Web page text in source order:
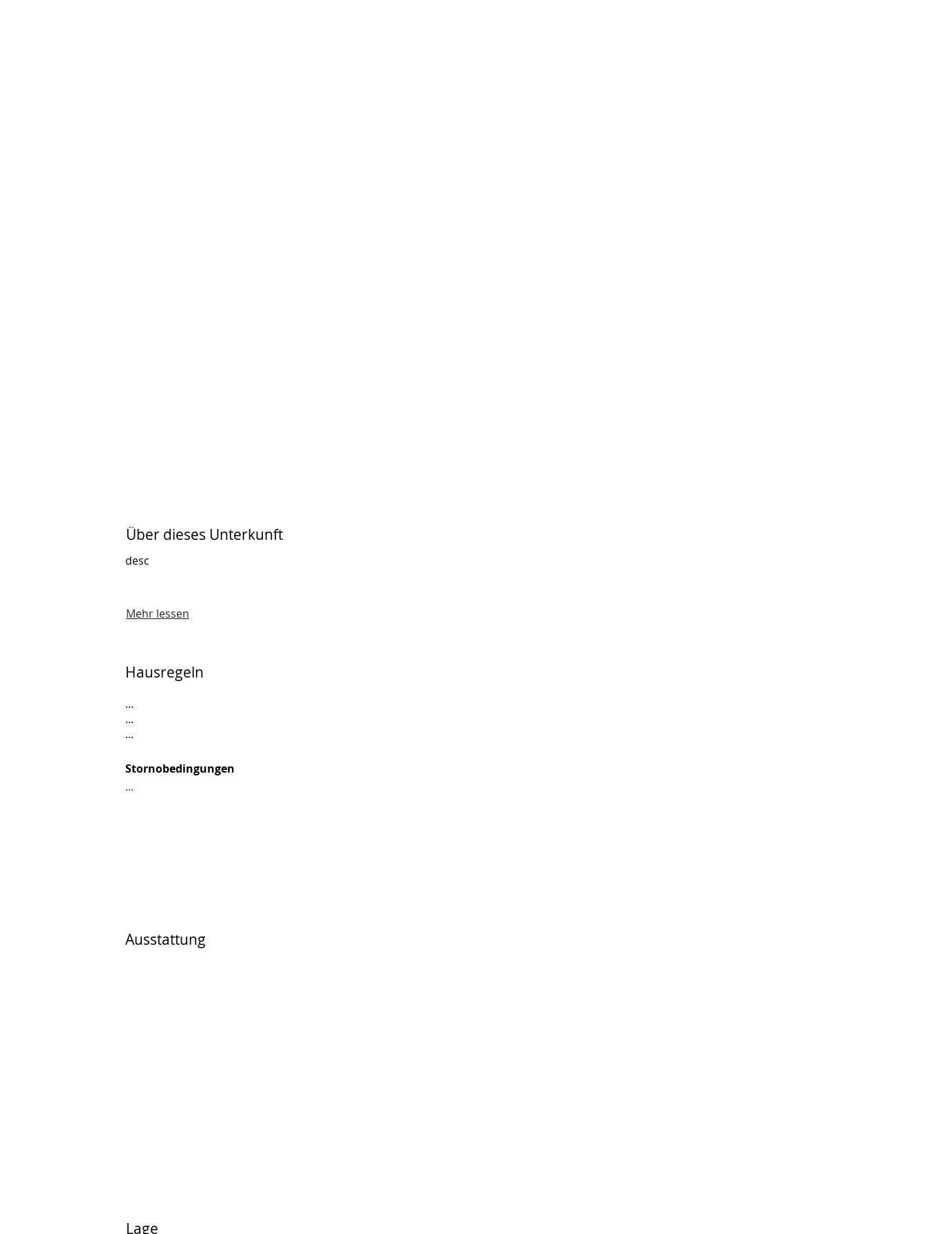
Über dieses Unterkunft
desc
Mehr lessen
Hausregeln
...
...
...
Stornobedingungen
...
Ausstattung
Lage